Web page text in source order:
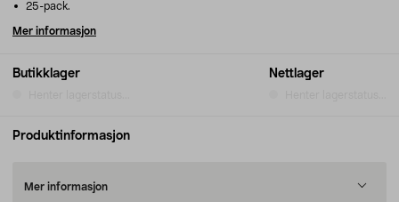
Butikklager Nettlager
25-pack.
Mer informasjon
Produktinformasjon
Mer informasjon